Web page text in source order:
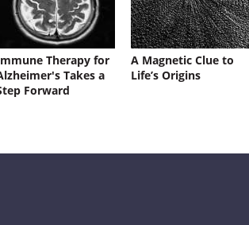
Therapy for
Takes a
Forward
A Magnetic Clue to
Life’s Origins